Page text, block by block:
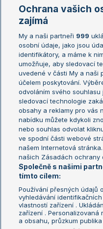
Žebříčky
Žebříček ATP (muži)
Žebříček WTA (ženy)
Sázkařský žebříček
Aktualní trendy
Fotbalové přestupy
Livesport Daily
LS Prague Open
Podmínky užití
GDPR a žurnalistika
Ochrana vašich
zajímá
My a naši partneři 999
osobní údaje, jako jsou
identifikátory, a máme k
umožňuje, aby sledovací
uvedené v části My a naši
účelem poskytování.
odvoláním svého souhlasu
sledovací technologie
obsahy a reklamy pro vás
nabídku můžete kdykoli
nebo souhlas odvolat
ve spodní části webové
našem Internetová
našich Zásadách ochrany
Společně s našimi
tímto cílem:
Používání přesných údajů
vyhledávání
vlastností zařízení .
zařízení . Personalizovaná
a obsahu, průzkum